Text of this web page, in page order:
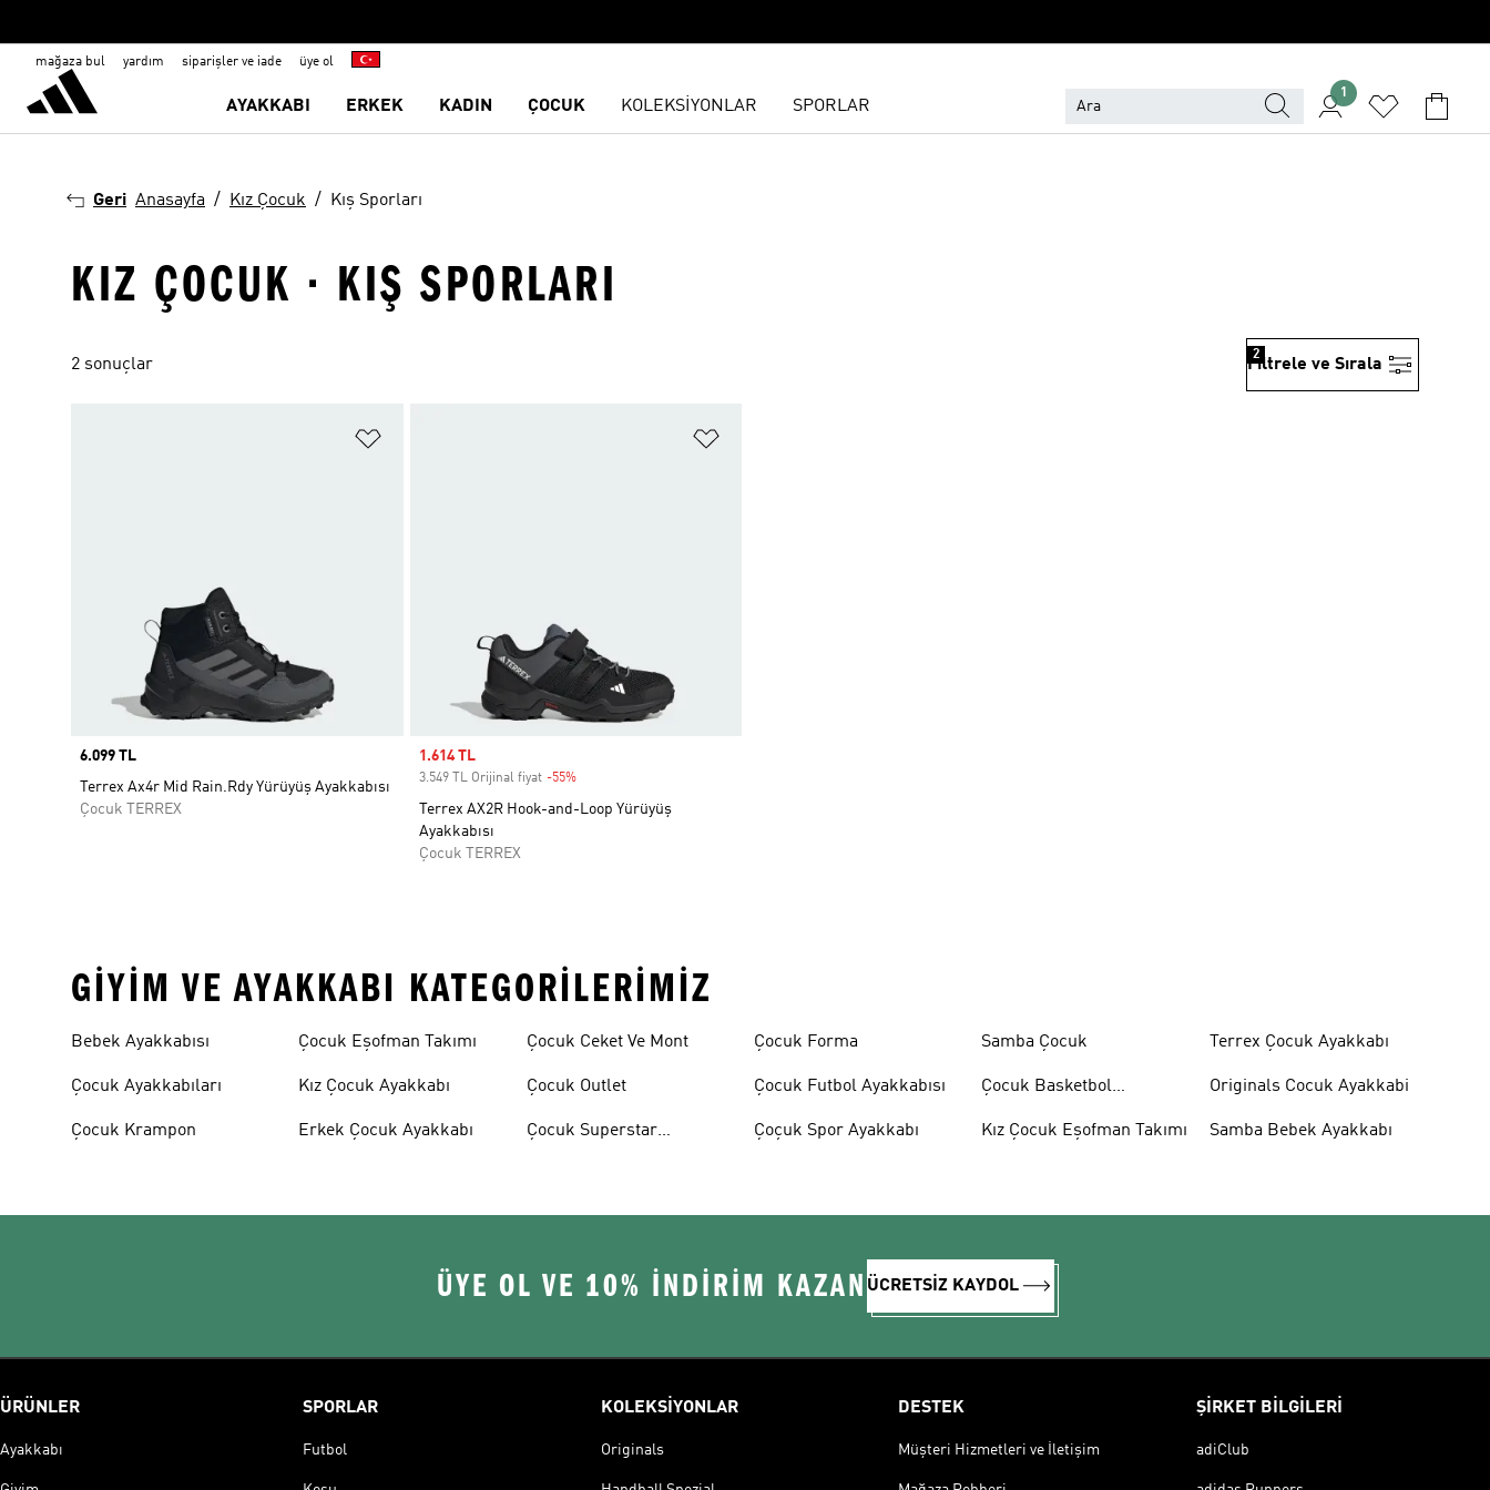
mağaza bul yardım siparişler ve iade üye ol
AYAKKABI ERKEK KADIN ÇOCUK KOLEKSİYONLAR SPORLAR
1
Geri Anasayfa Kız Çocuk Kış Sporları
KIZ ÇOCUK · KIŞ SPORLARI
2 sonuçlar Filtrele ve Sırala
2
Price
6.099 TL
Terrex Ax4r Mid Rain.Rdy Yürüyüş Ayakkabısı
Çocuk TERREX
Sale price
1.614 TL
3.549 TL Orijinal fiyat -55%Discount
Terrex AX2R Hook-and-Loop Yürüyüş
Ayakkabısı
Çocuk TERREX
GIYIM VE AYAKKABI KATEGORILERIMIZ
Bebek Ayakkabısı
Çocuk Ayakkabıları
Çocuk Krampon
Çocuk Eşofman Takımı
Kız Çocuk Ayakkabı
Erkek Çocuk Ayakkabı
Çocuk Ceket Ve Mont
Çocuk Outlet
Çocuk Superstar
Çocuk Forma
Çocuk Futbol Ayakkabısı
Çoçuk Spor Ayakkabı
Samba Çocuk
Çocuk Basketbol
Kız Çocuk Eşofman Takımı
Terrex Çocuk Ayakkabı
Originals Cocuk Ayakkabi
Samba Bebek Ayakkabı
ÜYE OL VE 10% İNDİRİM KAZAN ÜCRETSİZ KAYDOL
ÜRÜNLER
Ayakkabı
SPORLAR
Futbol
KOLEKSİYONLAR
Originals
DESTEK
Müşteri Hizmetleri ve İletişim
ŞİRKET BİLGİLERİ
adiClub